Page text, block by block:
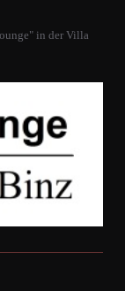
in der Villa